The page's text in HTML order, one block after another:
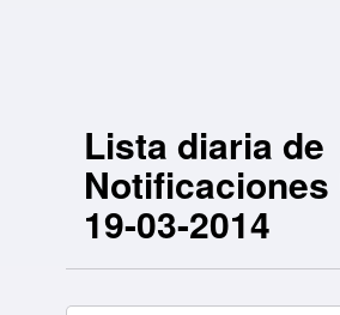
Lista diaria de
Notificaciones
19-03-2014